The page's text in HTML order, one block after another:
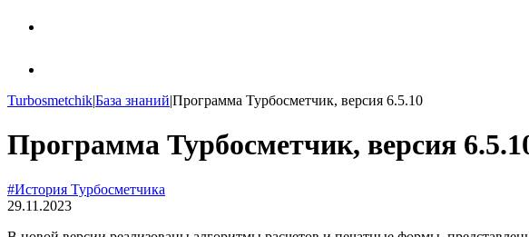
Turbosmetchik|База знаний|Программа Турбосметчик, версия 6.5.10
Программа Турбосметчик, версия
#История Турбосметчика
29.11.2023